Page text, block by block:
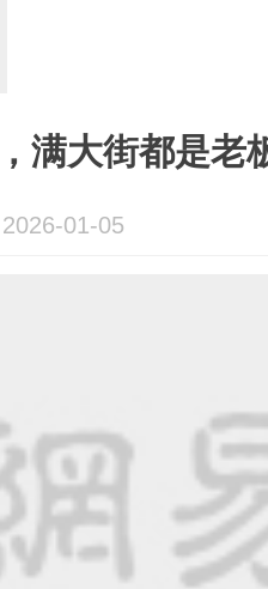
满大街都是老
01-05